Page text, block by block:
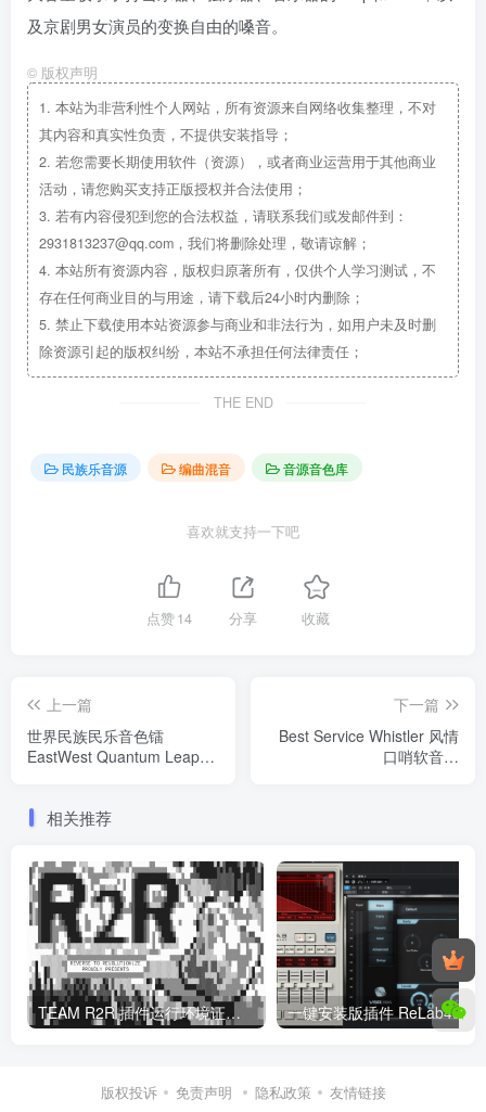
及京剧男女演员的变换自由的嗓音。
© 版权声明
1. 本站为非营利性个人网站，所有资源来自网络收集整理，不对
其内容和真实性负责，不提供安装指导；
2. 若您需要长期使用软件（资源），或者商业运营用于其他商业
活动，请您购买支持正版授权并合法使用；
3. 若有内容侵犯到您的合法权益，请联系我们或发邮件到：
2931813237@qq.com，我们将删除处理，敬请谅解；
4. 本站所有资源内容，版权归原著所有，仅供个人学习测试，不
存在任何商业目的与用途，请下载后24小时内删除；
5. 禁止下载使用本站资源参与商业和非法行为，如用户未及时删
除资源引起的版权纠纷，本站不承担任何法律责任；
THE END
民族乐音源 编曲混音 音源音色库
喜欢就支持一下吧
点赞14 分享 收藏
上一篇
世界民族民乐音色镭
EastWest Quantum Leap
下一篇
Best Service Whistler 风情
口哨软音源
相关推荐
TEAM R2R 插件运行环境证书支持库 全版本安装程序
版权投诉 免责声明 隐私政策 友情链接